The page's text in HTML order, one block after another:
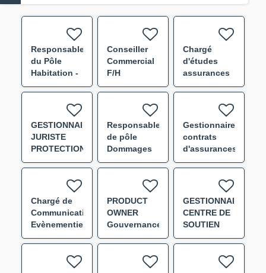
Responsable
du Pôle
Habitation -
Pôle
Prestataires
F/H
Conseiller
Commercial
F/H
Chargé
d'études
assurances
ACE -
GESTIONNAIRE
JURISTE
PROTECTION
JURIDIQUE
PROFESSIONNELLE
Responsable
de pôle
Dommages
aux Biens
Gestionnaire
contrats
d'assurances
F/H
Chargé de
Communication
Evènementielle
en
PRODUCT
OWNER
Gouvernance
DATA/IA F/H
GESTIONNAIRE
CENTRE DE
SOUTIEN
F/H